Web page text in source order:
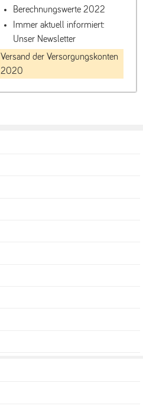
Berechnungswerte 2022
Immer aktuell informiert:
Unser Newsletter
Versand der Versorgungskonten
2020